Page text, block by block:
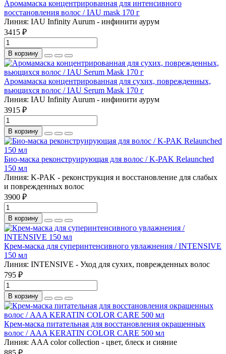
Аромамаска концентрированная для интенсивного
восстановления волос / IAU mask 170 г
Линия: IAU Infinity Aurum - инфинити аурум
3415 ₽
В корзину
Аромамаска концентрированная для сухих, поврежденных,
вьющихся волос / IAU Serum Mask 170 г
Линия: IAU Infinity Aurum - инфинити аурум
3915 ₽
В корзину
Био-маска реконструирующая для волос / K-PAK Relaunched
150 мл
Линия: K-PAK - реконструкция и восстановление для слабых
и поврежденных волос
3900 ₽
В корзину
Крем-маска для суперинтенсивного увлажнения / INTENSIVE
150 мл
Линия: INTENSIVE - Уход для сухих, поврежденных волос
795 ₽
В корзину
Крем-маска питательная для восстановления окрашенных
волос / AAA KERATIN COLOR CARE 500 мл
Линия: AAA color collection - цвет, блеск и сияние